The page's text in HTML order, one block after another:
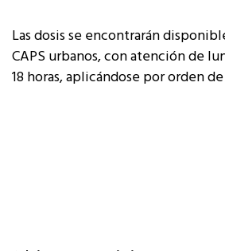
Las dosis se encontrarán
CAPS urbanos, con atención de
18 horas, aplicándose por orden